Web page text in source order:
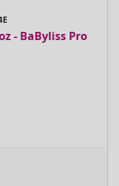
- BaByliss Pro